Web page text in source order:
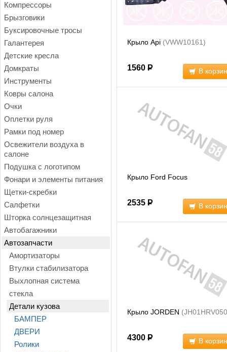
Компрессоры
Брызговики
Буксировочные тросы
Галантерея
Детские кресла
Домкраты
Инструменты
Ковры салона
Очки
Оплетки руля
Рамки под номер
Освежители воздуха в
салоне
Подушка с логотипом
Фонари и элементы питания
Щетки-скребки
Салфетки
Шторка солнцезащитная
Автобагажники
Автозапчасти
Амортизаторы
Втулки стабилизатора
Выхлопная система
стекла
Детали кузова
БАМПЕР
ДВЕРИ
Ролики
Крыло Api (VWW10161)
1560 Р В
Крыло Ford Focus
2535 Р В
Крыло JORDEN
4300 Р В